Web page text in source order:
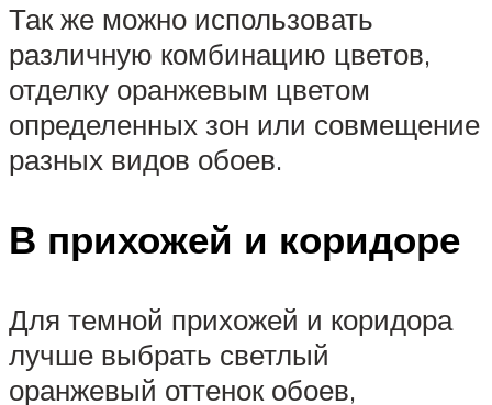
Так же можно использовать
различную комбинацию цветов,
отделку оранжевым цветом
определенных зон или совмещение
разных видов обоев.
В прихожей и коридоре
Для темной прихожей и коридора
лучше выбрать светлый
оранжевый оттенок обоев,